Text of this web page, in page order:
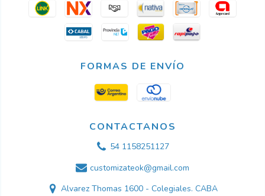
FORMAS DE ENVÍO
CONTACTANOS
54 1158251127
customizateok@gmail.com
Alvarez Thomas 1600 - Colegiales. CABA